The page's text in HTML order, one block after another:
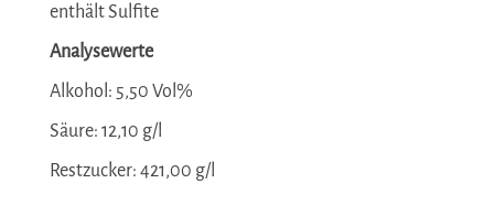
enthält Sulfite
Analysewerte
Alkohol: 5,50 Vol%
Säure: 12,10 g/l
Restzucker: 421,00 g/l